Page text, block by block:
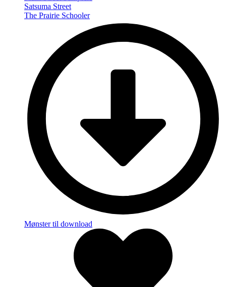
Satsuma Street
The Prairie Schooler
Mønster til download